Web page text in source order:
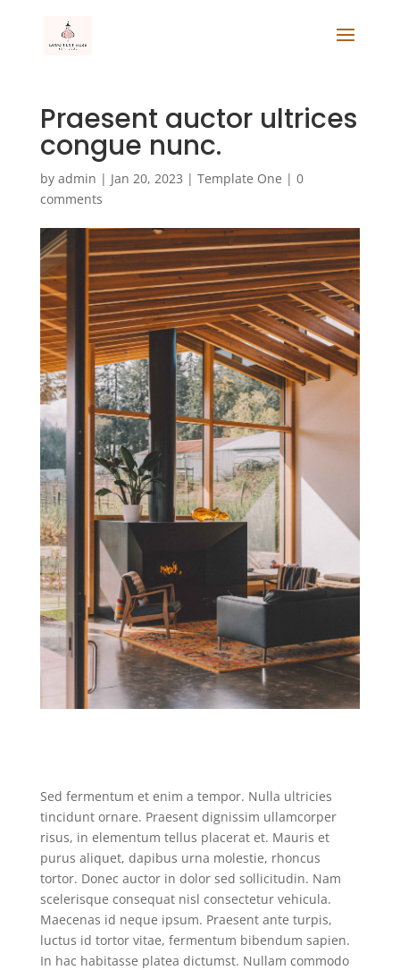
Praesent auctor ultrices
congue nunc.
by admin | Jan 20, 2023 | Template One | 0
comments
Sed fermentum et enim a tempor. Nulla ultricies
tincidunt ornare. Praesent dignissim ullamcorper
risus, in elementum tellus placerat et. Mauris et
purus aliquet, dapibus urna molestie, rhoncus
tortor. Donec auctor in dolor sed sollicitudin. Nam
scelerisque consequat nisl consectetur vehicula.
Maecenas id neque ipsum. Praesent ante turpis,
luctus id tortor vitae, fermentum bibendum sapien.
In hac habitasse platea dictumst. Nullam commodo